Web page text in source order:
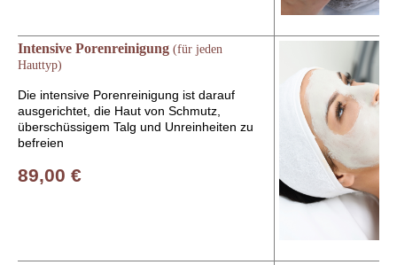
Intensive Porenreinigung (für jeden
Hauttyp)
Die intensive Porenreinigung ist darauf
ausgerichtet, die Haut von Schmutz,
überschüssigem Talg und Unreinheiten zu
befreien
89,00 €